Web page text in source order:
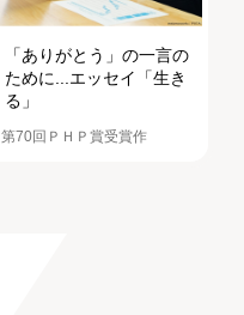
「ありがとう」の一言の
ために...エッセイ「生き
る」
第70回ＰＨＰ賞受賞作